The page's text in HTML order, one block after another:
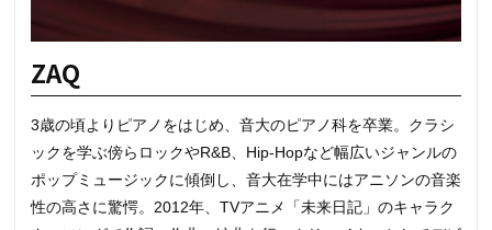
ZAQ
3歳の頃よりピアノをはじめ、音大のピアノ科を卒業。クラシ
ックを学ぶ傍らロックやR&B、Hip-Hopなど幅広いジャンルの
ポップミュージックに傾倒し、音大在学中にはアニソンの音楽
性の高さに驚愕。2012年、TVアニメ「未来日記」のキャラク